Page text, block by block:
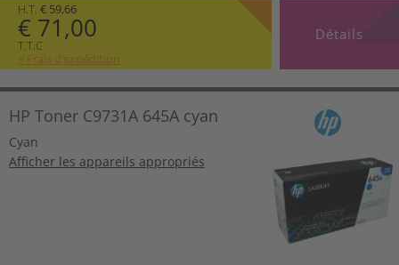
H.T. € 59,66
€ 71,00
T.T.C
+ Frais d’expédition
Détails
HP Toner C9731A 645A cyan
Cyan
Afficher les appareils appropriés